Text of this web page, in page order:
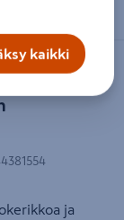
ja
kaikki